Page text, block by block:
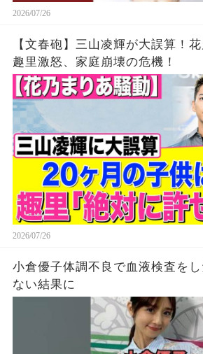
2026/07/26
【文春砲】三山凌輝が大誤算！
趣里激怒、家庭崩壊の危機！
2026/07/26
小倉優子体調不良で血液検査を
ない結果に